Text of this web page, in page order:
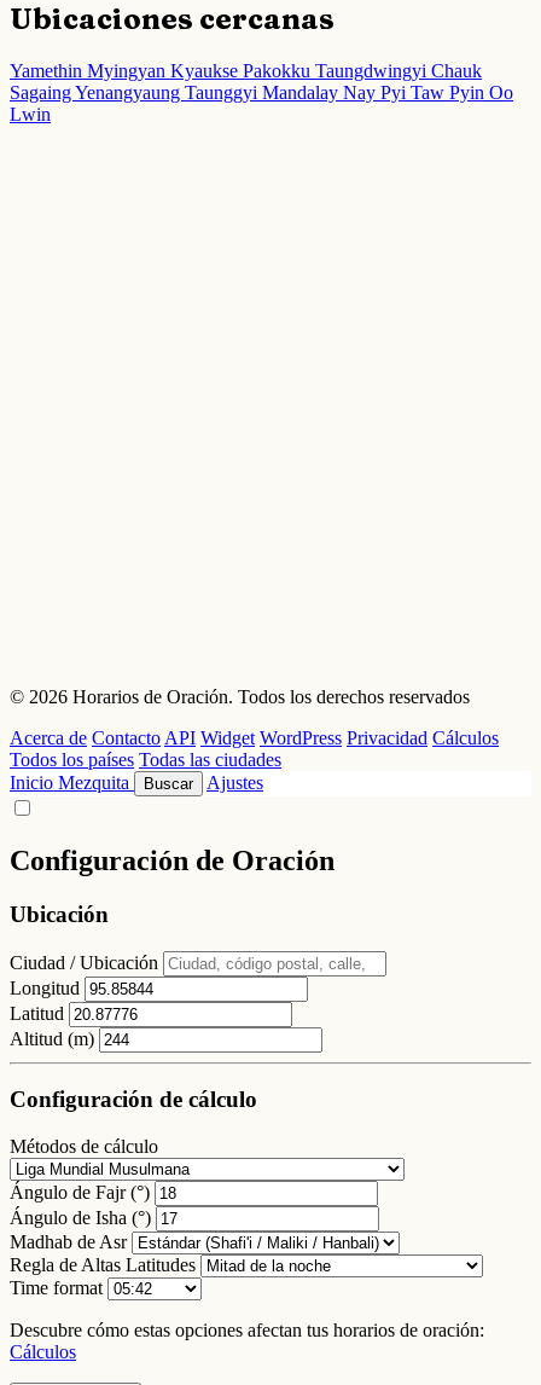
Ubicaciones cercanas
Yamethin Myingyan Kyaukse Pakokku Taungdwingyi Chauk
SagaingYenangyaung Taunggyi Mandalay Nay Pyi Taw Pyin Oo
Lwin
© 2026 Horarios de Oración. Todos los derechos reservados
Acerca de Contacto API Widget WordPress Privacidad Cálculos
Todos los países Todas las ciudades
Inicio Mezquita Buscar Ajustes
Configuración de Oración
Ubicación
Ciudad / Ubicación
Longitud
Latitud
Altitud (m)
Configuración de cálculo
Métodos de cálculo
Ángulo de Fajr (°)
Ángulo de Isha (°)
Madhab de Asr
Regla de Altas Latitudes
Time format
Descubre cómo estas opciones afectan tus horarios de oración:
Cálculos